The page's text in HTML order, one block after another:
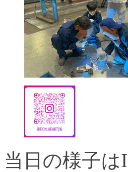
当日の様子は